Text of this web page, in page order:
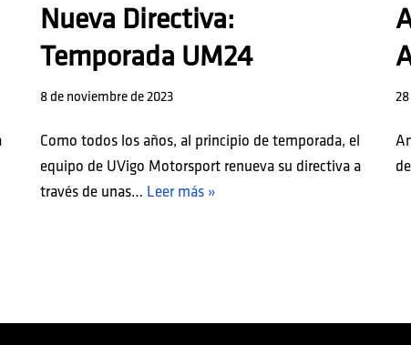
Nueva Directiva:
Temporada UM24
8 de noviembre de 2023
Como todos los años, al principio de temporada, el
equipo de UVigo Motorsport renueva su directiva a
través de unas… Leer más »